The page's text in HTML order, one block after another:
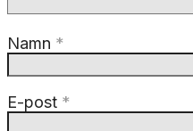
Namn *
E-post *